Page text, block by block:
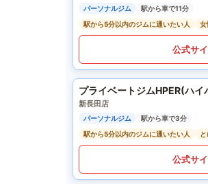
パーソナルジム
駅から車で11分
駅から5分以内のジムに通いたい人
女
公式サ
プライベートジムHPER(ハイ
新長田店
パーソナルジム
駅から車で3分
駅から5分以内のジムに通いたい人
公式サ